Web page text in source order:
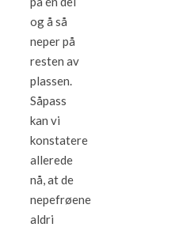
og å så
neper på
resten av
plassen.
Såpass
kan vi
konstatere
allerede
nå, at de
nepefrøene
aldri